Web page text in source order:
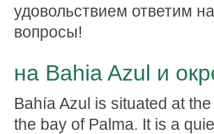
удовольствием ответим
вопросы!
на Bahia Azul и
Bahía Azul is situated at
the bay of Palma. It is a